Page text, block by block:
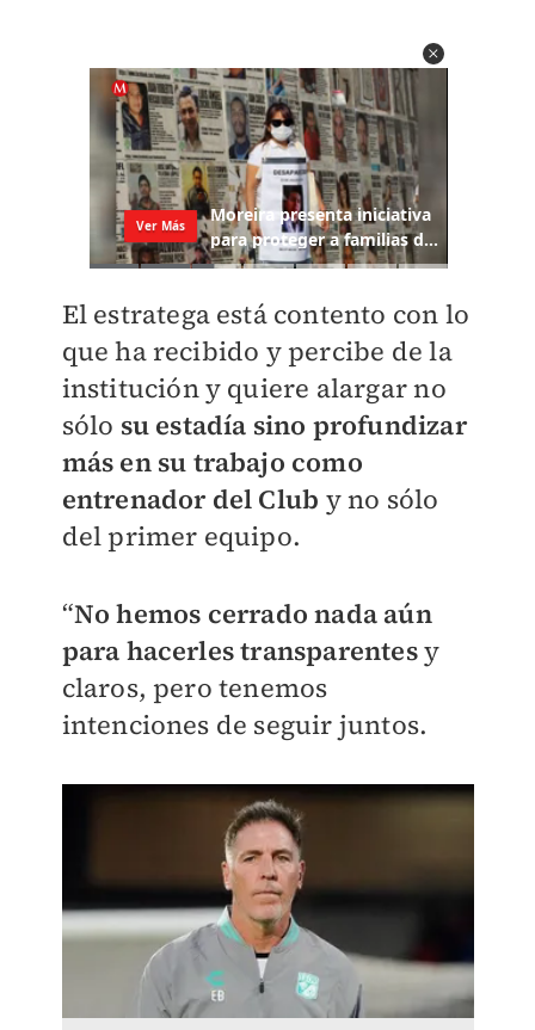
El estratega está contento con lo
que ha recibido y percibe de la
institución y quiere alargar no
sólo su estadía sino profundizar
más en su trabajo como
entrenador del Club y no sólo
del primer equipo.
“No hemos cerrado nada aún
para hacerles transparentesy
claros, pero tenemos
intenciones de seguir juntos.